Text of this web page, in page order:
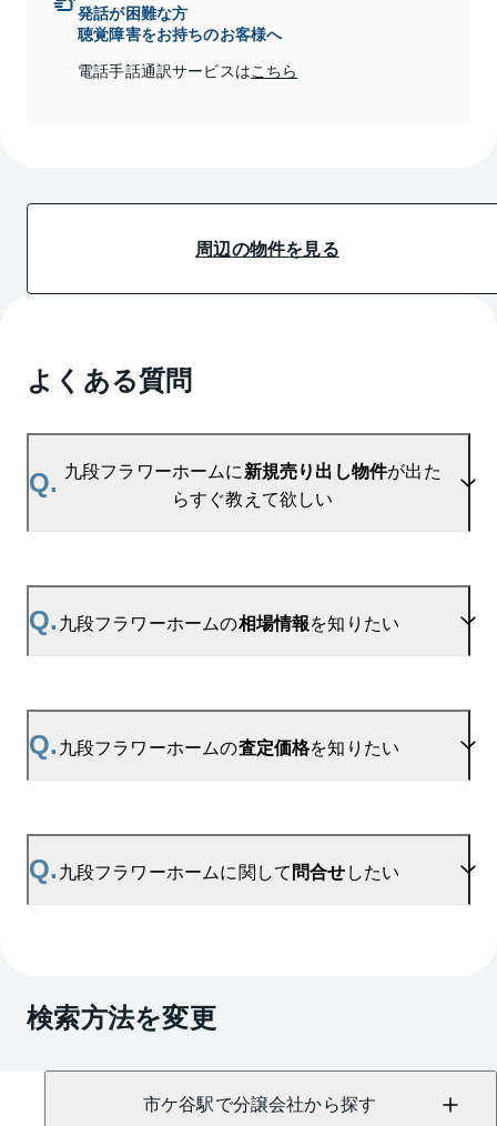
発話が困難な方
聴覚障害をお持ちのお客様へ
電話手話通訳サービスはこちら
周辺の物件を見る
よくある質問
Q. 九段フラワーホームに 新規売り出し物件が出た
らすぐ教えて欲しい
A.当サイトには、「売り出されたら教えて」リクエス
ト機能がございます。お気に入りのマンションをご
Q. 九段フラワーホームの相場情報を知りたい
A.参考相場価格、参考相場賃料を掲載しております。
九段フラワーホームの過去の販売事例や、周辺の販
Q. 九段フラワーホームの査定価格を知りたい
A.九段フラワーホームの無料売却査定は
お問い合わせフォームよりお問い合わせください。
Q. 九段フラワーホームに関して 問合せ したい
賃貸に関するお問い合わせは、
にて承っております。
検索方法を変更
市ケ谷駅で分譲会社から探す